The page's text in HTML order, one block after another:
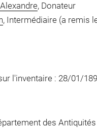
, Donateur
, Intermédiaire (a remis
l'inventaire : 28/01/
des